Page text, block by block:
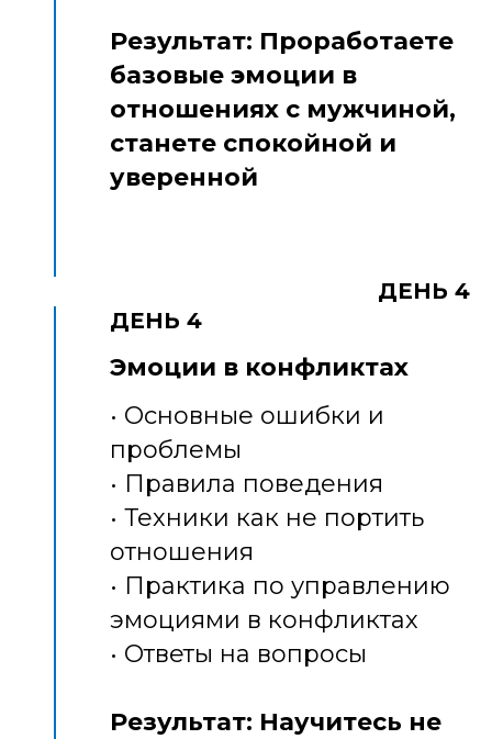
Результат: Проработаете
базовые эмоции в
отношениях с мужчиной,
станете спокойной и
уверенной
ДЕНЬ 4
ДЕНЬ 4
Эмоции в конфликтах
• Основные ошибки и
проблемы
• Правила поведения
• Техники как не портить
отношения
• Практика по управлению
эмоциями в конфликтах
• Ответы на вопросы
Результат: Научитесь не